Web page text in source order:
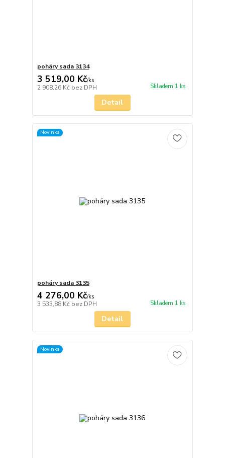
poháry sada 3134
3 519,00 Kč/ks
2 908,26 Kč bez DPH Skladem 1 ks
Detail
Novinka
poháry sada 3135
4 276,00 Kč/ks
3 533,88 Kč bez DPH Skladem 1 ks
Detail
Novinka